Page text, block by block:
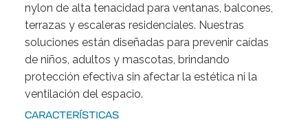
nylon de alta tenacidad para ventanas, balcones,
terrazas y escaleras residenciales. Nuestras
soluciones están diseñadas para prevenir caídas
de niños, adultos y mascotas, brindando
protección efectiva sin afectar la estética ni la
ventilación del espacio.
CARACTERÍSTICAS